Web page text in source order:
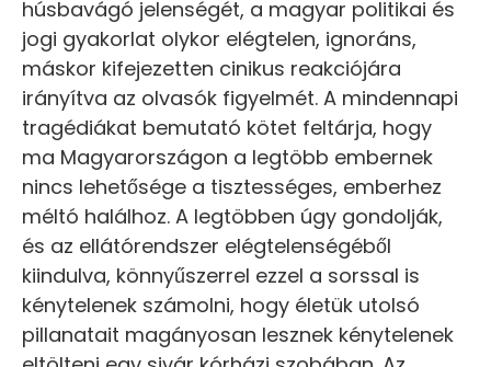
húsbavágó jelenségét, a magyar politikai és
jogi gyakorlat olykor elégtelen, ignoráns,
máskor kifejezetten cinikus reakciójára
irányítva az olvasók figyelmét. A mindennapi
tragédiákat bemutató kötet feltárja, hogy
ma Magyarországon a legtöbb embernek
nincs lehetősége a tisztességes, emberhez
méltó halálhoz. A legtöbben úgy gondolják,
és az ellátórendszer elégtelenségéből
kiindulva, könnyűszerrel ezzel a sorssal is
kénytelenek számolni, hogy életük utolsó
pillanatait magányosan lesznek kénytelenek